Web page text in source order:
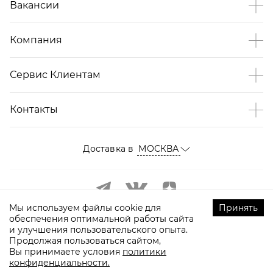
Вакансии
Компания
Сервис Клиентам
Контакты
Доставка в МОСКВА
© 2009- 2026 ТOPTOP.RU Все права защищены
Мы используем файлы cookie для
обеспечения оптимальной работы сайта
и улучшения пользовательского опыта.
Продолжая пользоваться сайтом,
Вы принимаете условия политики
конфиденциальности.
Принять